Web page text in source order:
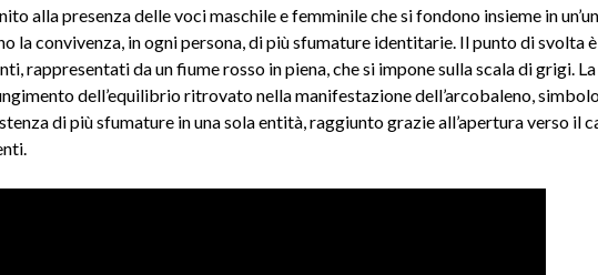
alla presenza delle voci maschile e femminile che si fondono insieme in
la convivenza, in ogni persona, di più sfumature identitarie. Il punto di svolta
rappresentati da un fiume rosso in piena, che si impone sulla scala di grigi. La
dell’equilibrio ritrovato nella manifestazione dell’arcobaleno,
di più sfumature in una sola entità, raggiunto grazie all’apertura verso il